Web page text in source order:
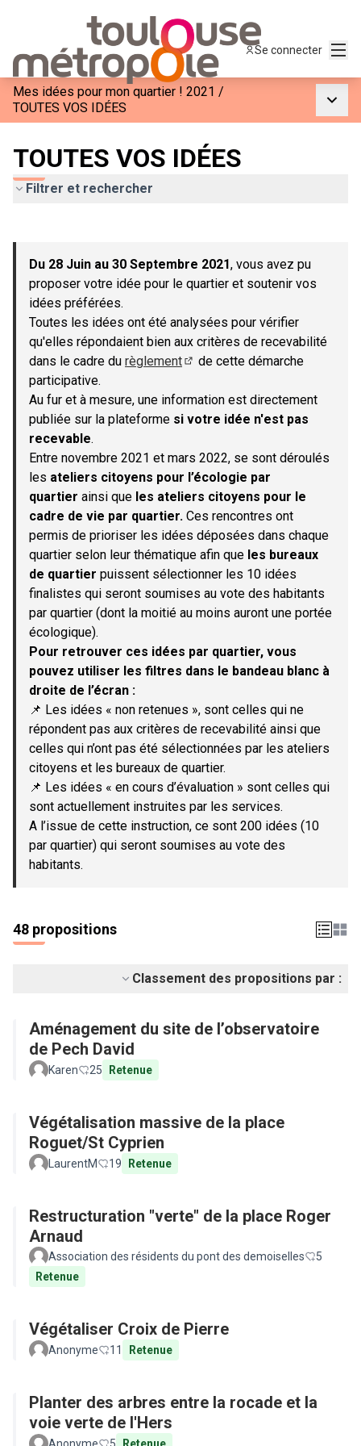
Se connecter
Mes idées pour mon quartier ! 2021 /
TOUTES VOS IDÉES
TOUTES VOS IDÉES
Filtrer et rechercher
−
Du 28 Juin au 30 Septembre 2021, vous avez pu
proposer votre idée pour le quartier et soutenir vos
idées préférées.
Toutes les idées ont été analysées pour vérifier
qu'elles répondaient bien aux critères de recevabilité
dans le cadre du règlement
de cette démarche
participative.
Au fur et à mesure, une information est directement
publiée sur la plateforme si votre idée n'est pas
recevable.
Entre novembre 2021 et mars 2022, se sont déroulés
les ateliers citoyens pour l’écologie par
quartier ainsi que les ateliers citoyens pour le
cadre de vie par quartier. Ces rencontres ont
permis de prioriser les idées déposées dans chaque
quartier selon leur thématique afin que les bureaux
de quartier puissent sélectionner les 10 idées
finalistes qui seront soumises au vote des habitants
par quartier (dont la moitié au moins auront une portée
écologique).
Pour retrouver ces idées par quartier, vous
pouvez utiliser les filtres dans le bandeau blanc à
droite de l’écran :
📌 Les idées « non retenues », sont celles qui ne
répondent pas aux critères de recevabilité ainsi que
celles qui n’ont pas été sélectionnées par les ateliers
citoyens et les bureaux de quartier.
📌 Les idées « en cours d’évaluation » sont celles qui
sont actuellement instruites par les services.
A l’issue de cette instruction, ce sont 200 idées (10
par quartier) qui seront soumises au vote des
habitants.
48 propositions
Classement des propositions par :
Aménagement du site de l’observatoire
de Pech David
Karen 25 Retenue
Végétalisation massive de la place
Roguet/St Cyprien
LaurentM 19 Retenue
Restructuration "verte" de la place Roger
Arnaud
Association des résidents du pont des demoiselles
5
Retenue
Végétaliser Croix de Pierre
Anonyme 11 Retenue
Planter des arbres entre la rocade et la
voie verte de l'Hers